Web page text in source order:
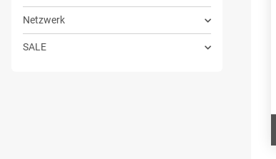
Netzwerk
SALE